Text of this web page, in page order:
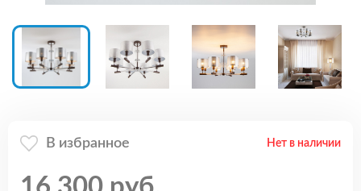
В избранное Нет в наличии